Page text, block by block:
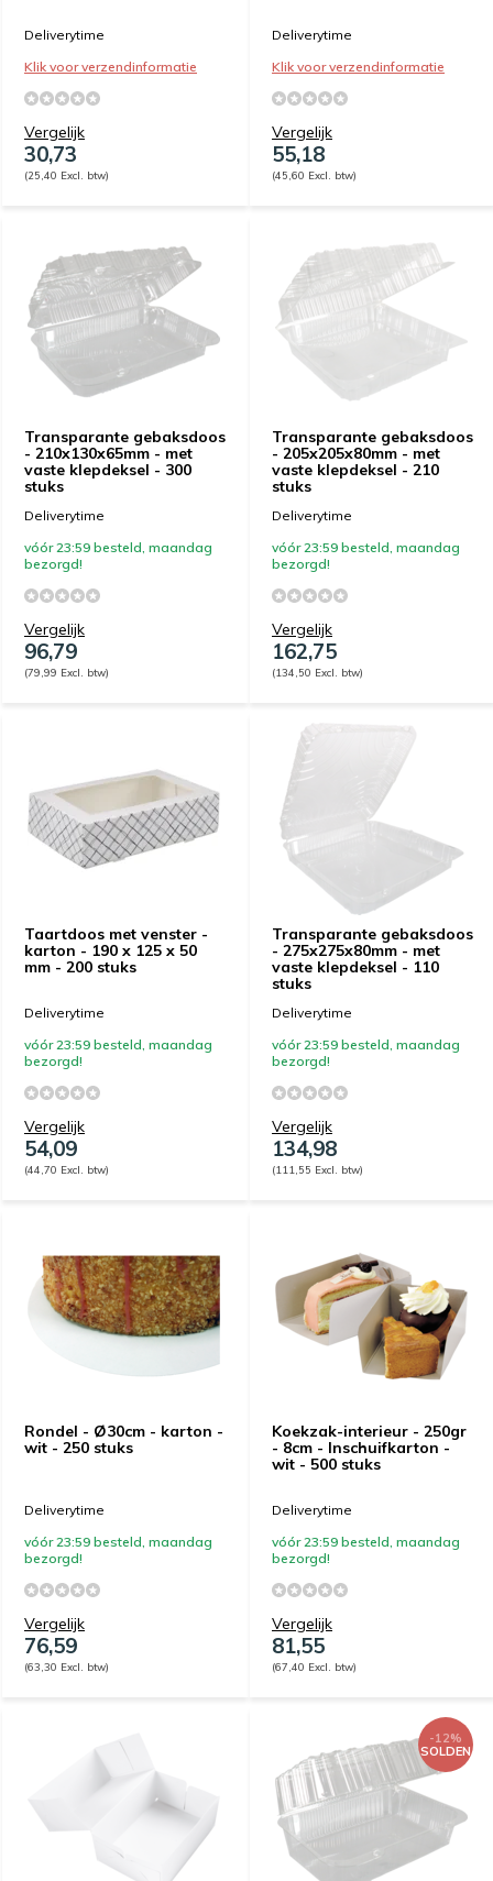
Deliverytime
Klik voor verzendinformatie
Vergelijk
30,73
(25,40 Excl. btw)
Deliverytime
Klik voor verzendinformatie
Vergelijk
55,18
(45,60 Excl. btw)
Transparante gebaksdoos
- 210x130x65mm - met
vaste klepdeksel - 300
stuks
Deliverytime
vóór 23:59 besteld, maandag
bezorgd!
Vergelijk
96,79
(79,99 Excl. btw)
Transparante gebaksdoos
- 205x205x80mm - met
vaste klepdeksel - 210
stuks
Deliverytime
vóór 23:59 besteld, maandag
bezorgd!
Vergelijk
162,75
(134,50 Excl. btw)
Taartdoos met venster -
karton - 190 x 125 x 50
mm - 200 stuks
Deliverytime
vóór 23:59 besteld, maandag
bezorgd!
Vergelijk
54,09
(44,70 Excl. btw)
Transparante gebaksdoos
- 275x275x80mm - met
vaste klepdeksel - 110
stuks
Deliverytime
vóór 23:59 besteld, maandag
bezorgd!
Vergelijk
134,98
(111,55 Excl. btw)
Rondel - Ø30cm - karton -
wit - 250 stuks
Deliverytime
vóór 23:59 besteld, maandag
bezorgd!
Vergelijk
76,59
(63,30 Excl. btw)
Koekzak-interieur - 250gr
- 8cm - Inschuifkarton -
wit - 500 stuks
Deliverytime
vóór 23:59 besteld, maandag
bezorgd!
Vergelijk
81,55
(67,40 Excl. btw)
-12%
SOLDEN